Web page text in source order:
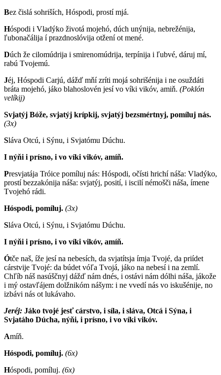
Bez čislá sohriších, Hóspodi, prostí mjá.
Hóspodi i Vladýko životá mojehó, dúch unýnija, nebrežénija,
ľubonačálija í prazdnoslóvija otžení ot mené.
Dúch že cilomúdrija i smirenomúdrija, terpínija i ľubvé, dáruj mí,
rabú Tvojemú.
Jéj, Hóspodi Carjú, dážď mňí zríti mojá sohrišénija i ne osuždáti
bráta mojehó, jáko blahoslovén jesí vo víki vikóv, amiň. (Poklón
velíkij)
Svjatýj Bóže, svjatýj krípkij, svjatýj bezsmértnyj, pomíluj nás.
(3x)
Sláva Otcú, i Sýnu, i Svjatómu Dúchu.
I nýňi i prísno, i vo víki vikóv, amíň.
Presvjatája Tróice pomíluj nás: Hóspodi, očísti hrichí náša: Vladýko,
prostí bezzakónija náša: svjatýj, posití, i iscilí némošči náša, ímene
Tvojehó rádi.
Hóspodi, pomíluj. (3x)
Sláva Otcú, i Sýnu, i Svjatómu Dúchu.
I nýňi i prísno, i vo víki vikóv, amíň.
Ótče naš, íže jesí na nebesích, da svjatítsja ímja Tvojé, da priídet
cárstvije Tvojé: da búdet vóľa Tvojá, jáko na nebesí i na zemlí.
Chľíb náš nasúščnyj dážď nám dnés, i ostávi nám dólhi náša, jákože
i mý ostavľájem dolžnikóm nášym: i ne vvedí nás vo iskušénije, no
izbávi nás ot lukávaho.
Jeréj: Jáko tvojé jesť cárstvo, i síla, i sláva, Otcá i Sýna, i
Svjatáho Dúcha, nýňi, i prísno, i vo víki vikóv.
Amíň.
Hóspodi, pomíluj. (6x)
Hóspodi, pomíluj. (6x)